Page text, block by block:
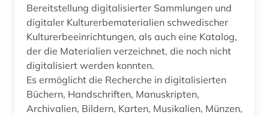
Bereitstellung digitalisierter Sammlungen und
digitaler Kulturerbematerialien schwedischer
Kulturerbeeinrichtungen, als auch eine Katalog,
der die Materialien verzeichnet, die noch nicht
digitalisiert werden konnten.
Es ermöglicht die Recherche in digitalisierten
Büchern, Handschriften, Manuskripten,
Archivalien, Bildern, Karten, Musikalien, Münzen,